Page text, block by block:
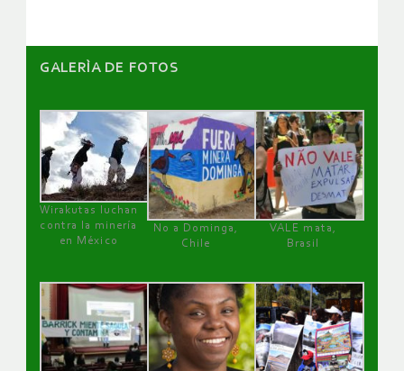
GALERÌA DE FOTOS
Wirakutas luchan
contra la minería
en México
No a Dominga,
Chile
VALE mata,
Brasil